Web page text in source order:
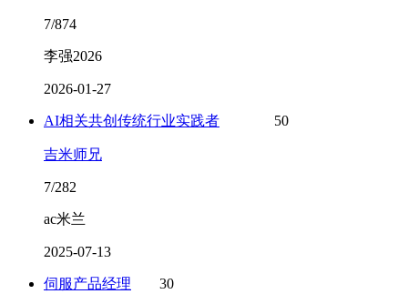
7/874
李强2026
2026-01-27
AI相关共创传统行业实践者 50
吉米师兄
7/282
ac米兰
2025-07-13
伺服产品经理 30